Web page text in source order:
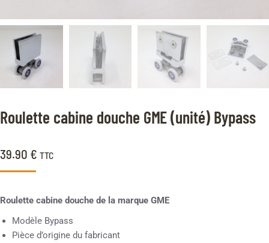
Roulette cabine douche GME (unité) Bypass
39.90 € TTC
Roulette cabine douche de la marque GME
Modèle Bypass
Pièce d’origine du fabricant